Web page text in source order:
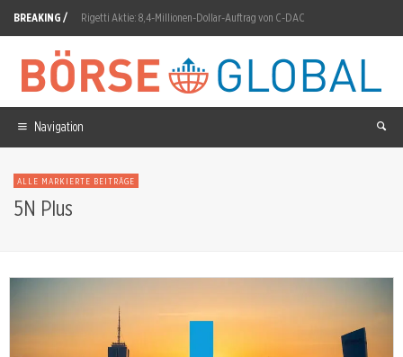
BREAKING / Rigetti Aktie: 8,4-Millionen-Dollar-Auftrag von C-DAC
Renk Group Aktie: 1,2 Milliarden Euro Auftragseingang
Vulcan Energy Aktie: 2,2-Milliarden-Finanzierung für Lionheart gesichert
Amazon Aktie: Nettogewinn schießt auf 62,6 Milliarden
ITM Power Aktie: 100-MW-Anlage liefert erstmals kommerziell
Navigation
ALLE MARKIERTE BEITRÄGE
5N Plus